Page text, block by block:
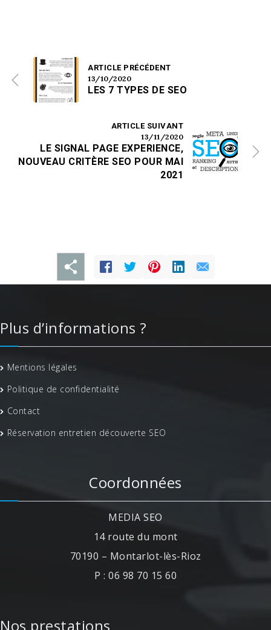
ARTICLE PRÉCÉDENT
13/10/2020
LES 7 TYPES DE SEO
ARTICLE SUIVANT
13/11/2020
LE SIGNAL PAGE EXPERIENCE,
NOUVEAU CRITÈRE SEO POUR MAI
2021
Plus d’informations ?
Mentions légales
Politique de confidentialité
Contact
Réservation entretien découverte SEO
Coordonnées
MEDIA SEO
14 route du mont
70190 – Montarlot-lès-Rioz
P : 06 98 70 15 60
Nos prestations